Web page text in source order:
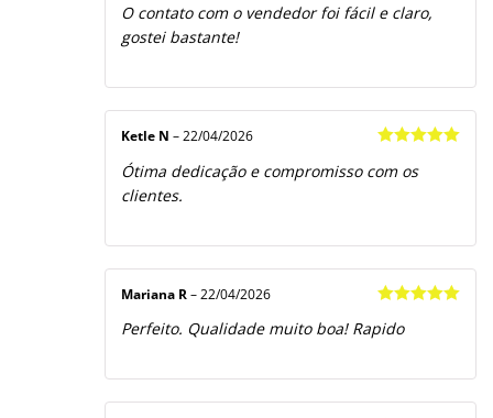
O contato com o vendedor foi fácil e claro,
gostei bastante!
de 5
Ketle N – 22/04/2026
Ótima dedicação e compromisso com os
clientes.
de 5
Mariana R – 22/04/2026
Perfeito. Qualidade muito boa! Rapido